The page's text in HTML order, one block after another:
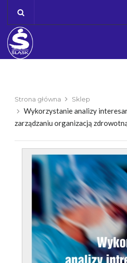
content
Strona główna Sklep
Wykorzystanie analizy
zarządzaniu organizacją